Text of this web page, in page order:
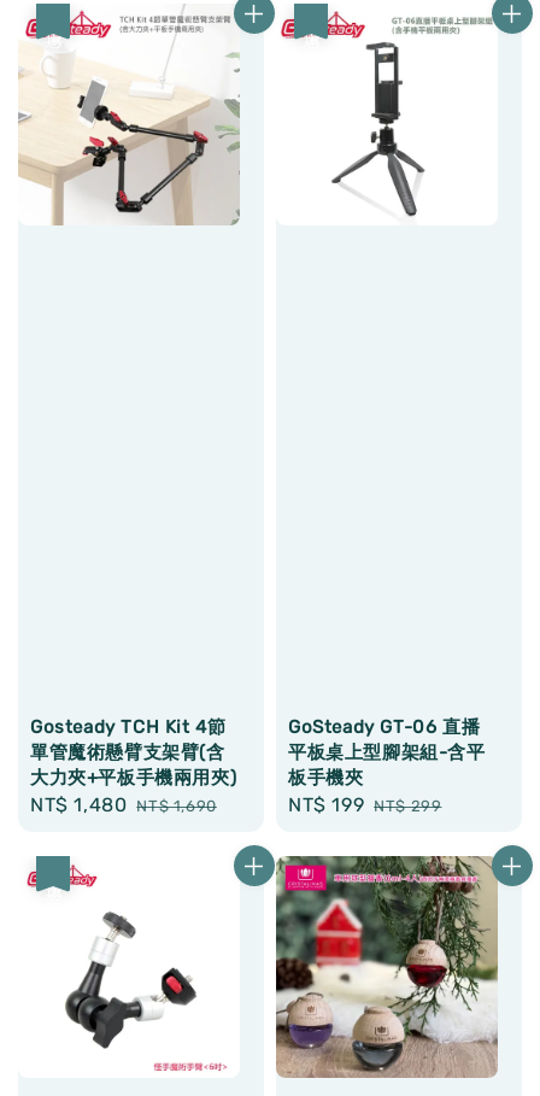
Gosteady TCH Kit 4節
單管魔術懸臂支架臂(含
大力夾+平板手機兩用夾)
Sale
NT$ 1,480 Regular
NT$ 1,690
GoSteady GT-06 直播
平板桌上型腳架組-含平
板手機夾
Sale
NT$ 199 Regular
NT$ 299